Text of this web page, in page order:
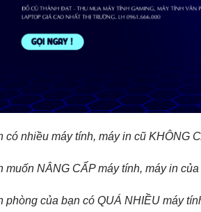
có nhiều máy tính, máy in cũ KHÔNG
muốn NÂNG CẤP máy tính, máy in
phòng của bạn có QUÁ NHIỀU máy